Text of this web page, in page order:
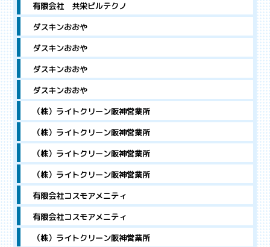
有限会社 共栄ビルテクノ
ダスキンおおや
ダスキンおおや
ダスキンおおや
ダスキンおおや
（株）ライトクリーン阪神営業所
（株）ライトクリーン阪神営業所
（株）ライトクリーン阪神営業所
（株）ライトクリーン阪神営業所
有限会社コスモアメニティ
有限会社コスモアメニティ
（株）ライトクリーン阪神営業所